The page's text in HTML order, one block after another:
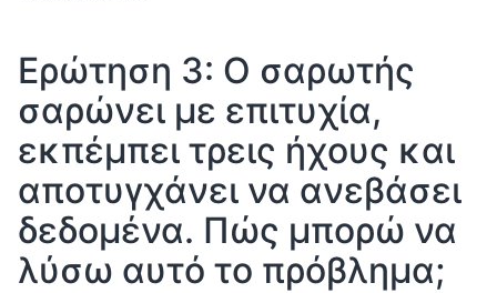
Ερώτηση 3: Ο σαρωτής
σαρώνει με επιτυχία,
εκπέμπει τρεις ήχους και
αποτυγχάνει να ανεβάσει
δεδομένα. Πώς μπορώ να
λύσω αυτό το πρόβλημα;